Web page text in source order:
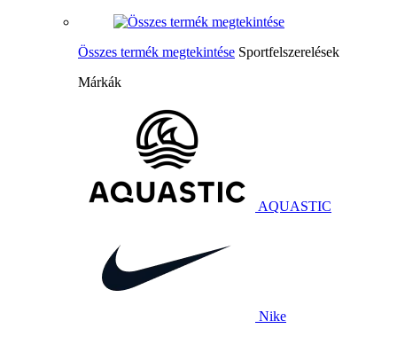
Összes termék megtekintése Sportfelszerelések
Márkák
AQUASTIC
Nike